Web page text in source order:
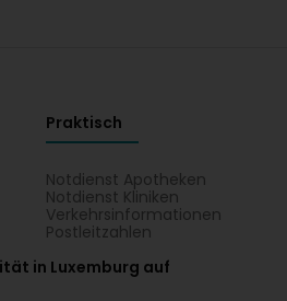
Praktisch
Notdienst Apotheken
Notdienst Kliniken
Verkehrsinformationen
Postleitzahlen
in Luxemburg auf